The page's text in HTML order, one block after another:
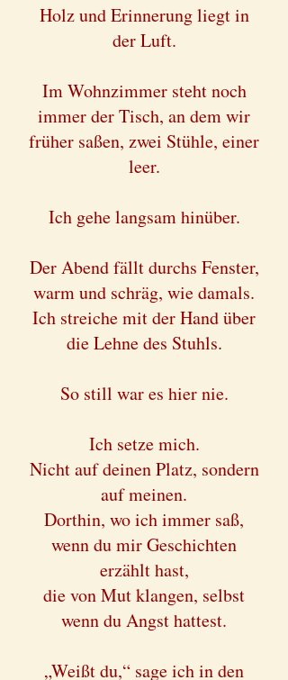
Holz und Erinnerung liegt in
der Luft.
Im Wohnzimmer steht noch
immer der Tisch, an dem wir
früher saßen, zwei Stühle, einer
leer.
Ich gehe langsam hinüber.
Der Abend fällt durchs Fenster,
warm und schräg, wie damals.
Ich streiche mit der Hand über
die Lehne des Stuhls.
So still war es hier nie.
Ich setze mich.
Nicht auf deinen Platz, sondern
auf meinen.
Dorthin, wo ich immer saß,
wenn du mir Geschichten
erzählt hast,
die von Mut klangen, selbst
wenn du Angst hattest.
„Weißt du,“ sage ich in den